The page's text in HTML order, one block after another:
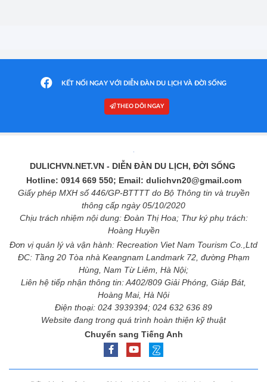
KẾT NỐI NGAY VỚI DIỄN ĐÀN DU LỊCH VÀ ĐỜI SỐNG
THEO DÕI NGAY
DULICHVN.NET.VN- DIỄN ĐÀN DU LỊCH, ĐỜI SỐNG
Hotline: 0914 669 550; Email: dulichvn20@gmail.com
Giấy phép MXH số 446/GP-BTTTT do Bộ Thông tin và truyền
thông cấp ngày 05/10/2020
Chịu trách nhiệm nội dung: Đoàn Thị Hoa; Thư ký phụ trách:
Hoàng Huyền
Đơn vị quản lý và vận hành: Recreation Viet Nam Tourism Co.,Ltd
ĐC: Tầng 20 Tòa nhà Keangnam Landmark 72, đường Phạm
Hùng, Nam Từ Liêm, Hà Nội;
Liên hệ tiếp nhận thông tin: A402/809 Giải Phóng, Giáp Bát,
Hoàng Mai, Hà Nội
Điện thoại: 024 3939394; 024 632 636 89
Website đang trong quá trình hoàn thiện kỹ thuật
Chuyển sang Tiếng Anh